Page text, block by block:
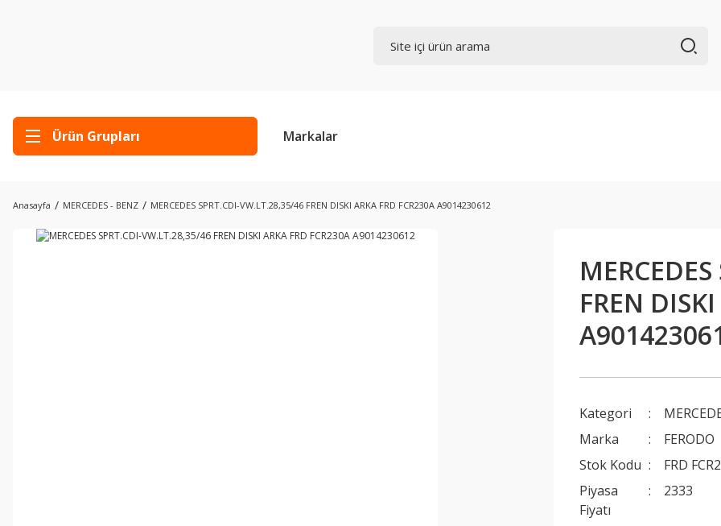
Ürün Grupları Markalar
Anasayfa MERCEDES - BENZ MERCEDES SPRT.CDI-VW.LT.28,35/46 FREN DISKI ARKA FRD FCR230A A9014230612
FREN
Kategori
Marka
FERODO
Stok Kodu
FRD
Piyasa
Fiyatı
2333